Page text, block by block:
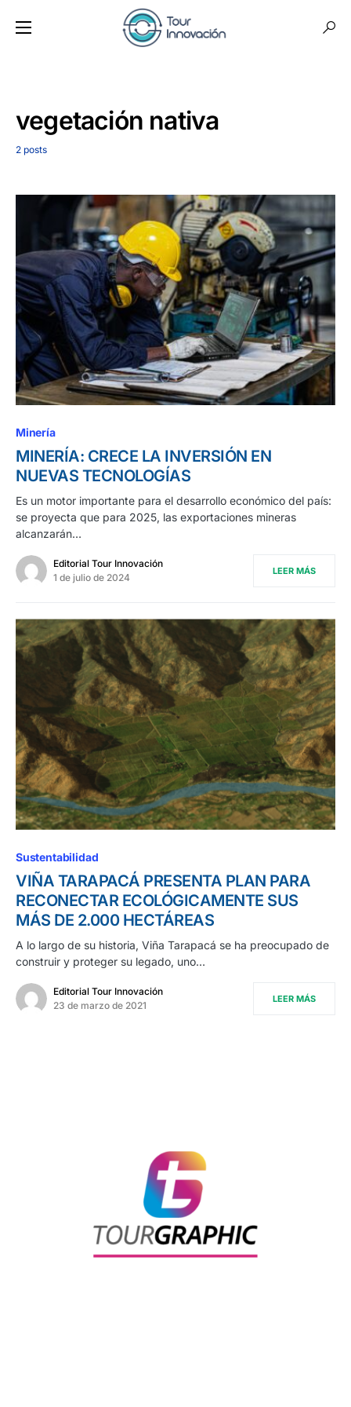
vegetación nativa
2 posts
Minería
MINERÍA: CRECE LA INVERSIÓN EN
NUEVAS TECNOLOGÍAS
Es un motor importante para el desarrollo económico del país:
se proyecta que para 2025, las exportaciones mineras
alcanzarán…
Editorial Tour Innovación
1 de julio de 2024
LEER MÁS
Sustentabilidad
VIÑA TARAPACÁ PRESENTA PLAN PARA
RECONECTAR ECOLÓGICAMENTE SUS
MÁS DE 2.000 HECTÁREAS
A lo largo de su historia, Viña Tarapacá se ha preocupado de
construir y proteger su legado, uno…
Editorial Tour Innovación
23 de marzo de 2021
LEER MÁS